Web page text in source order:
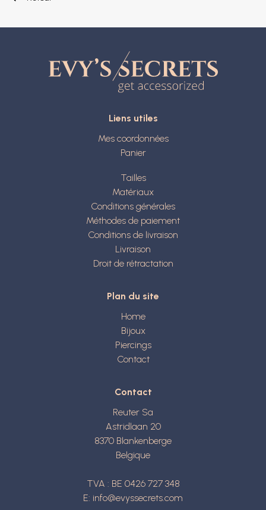
Liens utiles
Mes coordonnées
Panier
Tailles
Matériaux
Conditions générales
Méthodes de paiement
Conditions de livraison
Livraison
Droit de rétractation
Plan du site
Home
Bijoux
Piercings
Contact
Contact
Reuter Sa
Astridlaan 20
8370 Blankenberge
Belgique
TVA : BE 0426 727 348
E: info@evyssecrets.com